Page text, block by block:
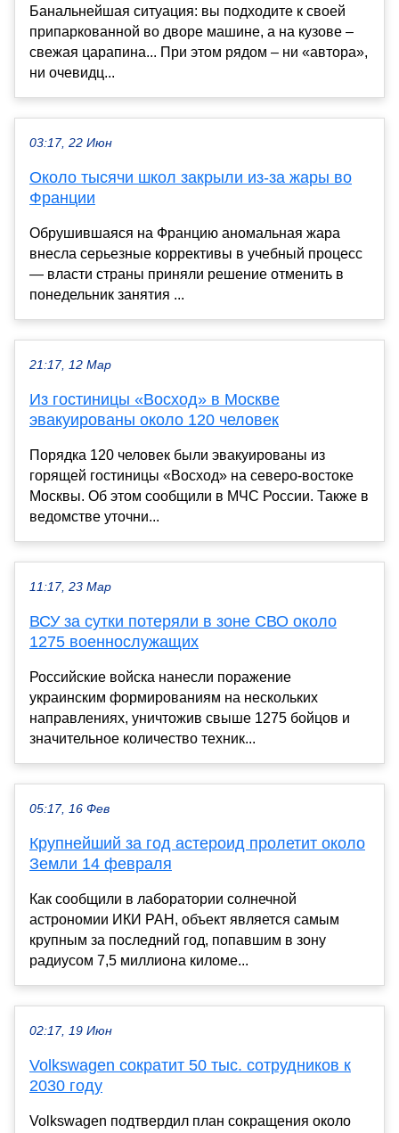
Банальнейшая ситуация: вы подходите к своей
припаркованной во дворе машине, а на кузове –
свежая царапина... При этом рядом – ни «автора»,
ни очевидц...
03:17, 22 Июн
Около тысячи школ закрыли из-за жары во
Франции
Обрушившаяся на Францию аномальная жара
внесла серьезные коррективы в учебный процесс
— власти страны приняли решение отменить в
понедельник занятия ...
21:17, 12 Мар
Из гостиницы «Восход» в Москве
эвакуированы около 120 человек
Порядка 120 человек были эвакуированы из
горящей гостиницы «Восход» на северо-востоке
Москвы. Об этом сообщили в МЧС России. Также в
ведомстве уточни...
11:17, 23 Мар
ВСУ за сутки потеряли в зоне СВО около
1275 военнослужащих
Российские войска нанесли поражение
украинским формированиям на нескольких
направлениях, уничтожив свыше 1275 бойцов и
значительное количество техник...
05:17, 16 Фев
Крупнейший за год астероид пролетит около
Земли 14 февраля
Как сообщили в лаборатории солнечной
астрономии ИКИ РАН, объект является самым
крупным за последний год, попавшим в зону
радиусом 7,5 миллиона киломе...
02:17, 19 Июн
Volkswagen сократит 50 тыс. сотрудников к
2030 году
Volkswagen подтвердил план сокращения около